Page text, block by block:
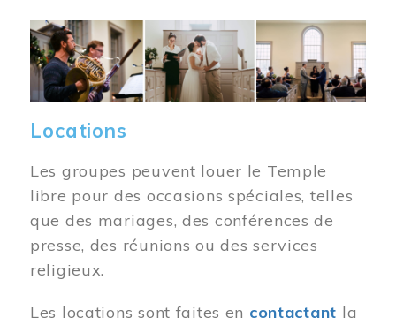
Image
Locations
Les groupes peuvent louer le Temple
libre pour des occasions spéciales, telles
que des mariages, des conférences de
presse, des réunions ou des services
religieux.
Les locations sont faites en contactant la